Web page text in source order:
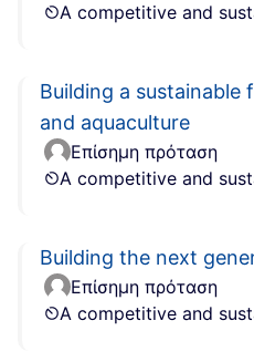
A competitive and
Building a sustainable
and aquaculture
Επίσημη πρόταση
A competitive and
Building the next
Επίσημη πρόταση
A competitive and